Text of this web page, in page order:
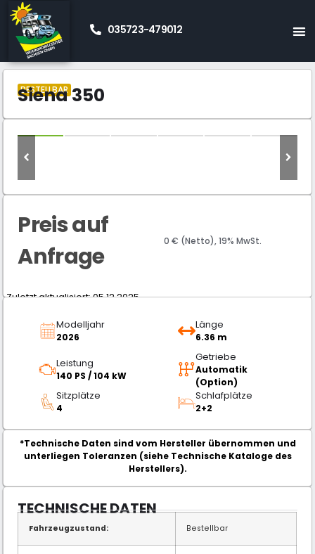
035723-479012
Start»Neue Wohnmobile Kaufen
Giottiline
BESTELLBAR
Siena 350
Preis auf
Anfrage
0 € (Netto), 19% MwSt.
Zuletzt aktualisiert: 05.12.2025
Modelljahr
2026
Länge
6.36 m
Leistung
140 PS / 104 kW
Getriebe
Automatik
(Option)
Sitzplätze
4
Schlafplätze
2+2
*Technische Daten sind vom Hersteller übernommen und
unterliegen Toleranzen (siehe Technische Kataloge des
Herstellers).
TECHNISCHE DATEN
Fahrzeugzustand: Bestellbar